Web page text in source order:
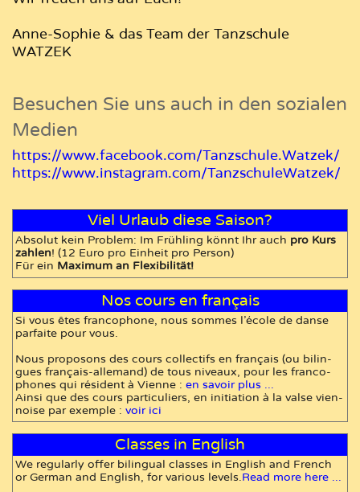
Anne-Sophie & das Team der Tanzschule
WATZEK
Besuchen Sie uns auch in den sozialen
Medien
https://www.facebook.com/Tanzschule.Watzek/
https://www.instagram.com/TanzschuleWatzek/
Viel Urlaub diese Saison?
Absolut kein Problem: Im Frühling könnt Ihr auch pro Kurs
zahlen! (12 Euro pro Einheit pro Person)
Für ein Maximum an Flexibilität!
Nos cours en fran­çais
Si vous êtes fran­co­pho­ne, nous som­mes l'é­cole de dan­se
par­faite pour vous.
Nous pro­po­sons des cours col­lec­tifs en fran­çais (ou bi­lin­
gues fran­çais-al­le­mand) de tous ni­veaux, pour les fran­co­
pho­nes qui ré­si­dent à Vienne : en sa­voir plus ...
Ain­si que des cours par­ti­cu­liers, en ini­tia­tion à la val­se vien­
noise par exem­ple : voir ici
Classes in En­glish
We re­gu­lar­ly of­fer bi­lin­gual classes in En­glish and French
or German and English, for various levels.Read more here ...